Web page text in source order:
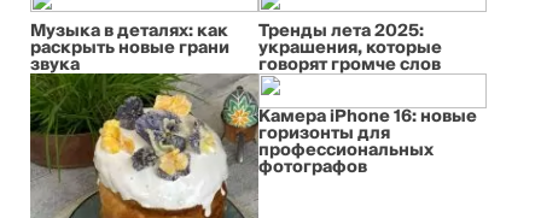
Музыка в деталях: как
раскрыть новые грани
звука
Тренды лета 2025:
украшения, которые
говорят громче слов
Камера iPhone 16: новые
горизонты для
профессиональных
фотографов